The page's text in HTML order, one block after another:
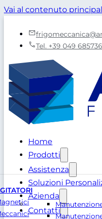
Vai al contenuto
Tel. +39 049 685736
Home
Prodotti
Assistenza
Soluzioni
Azienda
Contatti